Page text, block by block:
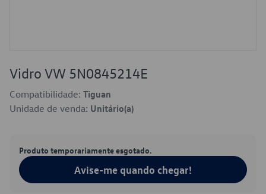
Vidro VW 5N0845214E
Compatibilidade: Tiguan
Unidade de venda: Unitário(a)
Produto temporariamente esgotado.
Avise-me quando chegar!